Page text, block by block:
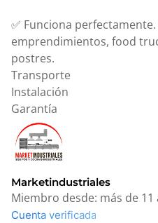
✅ Funciona
emprendimientos, food
postres.
Transporte
Instalación
Garantía
Marketindustriales
Miembro desde: más de 11
Cuenta verificada